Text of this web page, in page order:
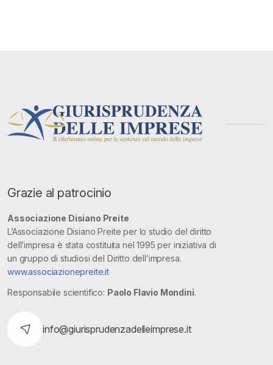
Grazie al patrocinio
Associazione Disiano Preite
L’Associazione Disiano Preite per lo studio del diritto
dell’impresa è stata costituita nel 1995 per iniziativa di
un gruppo di studiosi del Diritto dell’impresa.
www.associazionepreite.it
Responsabile scientifico: Paolo Flavio Mondini.
info@giurisprudenzadelleimprese.it